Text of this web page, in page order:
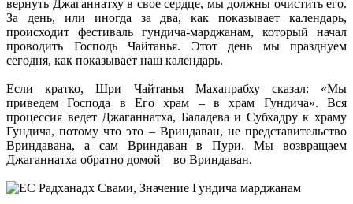
вернуть Джаганнатху в свое сердце, мы должны очистить его.
За день, или иногда за два, как показывает календарь,
происходит фестиваль гундича-марджанам, который начал
проводить Господь Чайтанья. Этот день мы празднуем
сегодня, как показывает наш календарь.
Если кратко, Шри Чайтанья Махапрабху сказал: «Мы
приведем Господа в Его храм – в храм Гундича». Вся
процессия ведет Джаганнатха, Баладева и Субхадру к храму
Гундича, потому что это – Вриндаван, не представительство
Вриндавана, а сам Вриндаван в Пури. Мы возвращаем
Джаганнатха обратно домой – во Вриндаван.